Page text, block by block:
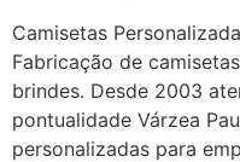
Camisetas
Fabricação de
brindes. Desde 2003
pontualidade Várzea
personalizadas para